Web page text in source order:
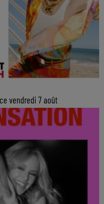
vendredi 7 août